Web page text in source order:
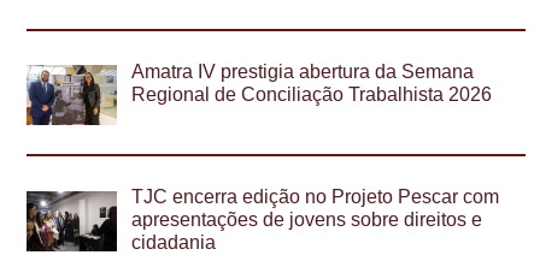
Amatra IV prestigia abertura da Semana
Regional de Conciliação Trabalhista 2026
TJC encerra edição no Projeto Pescar com
apresentações de jovens sobre direitos e
cidadania